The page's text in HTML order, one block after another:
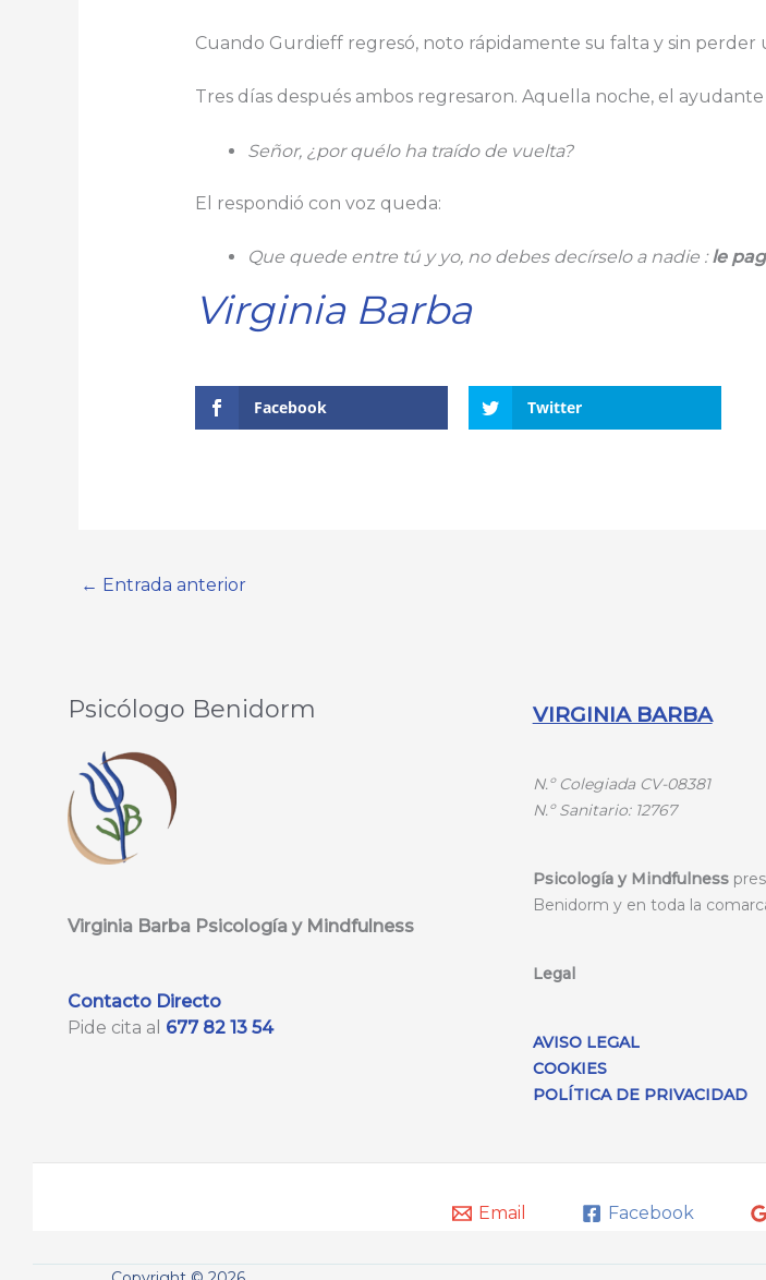
Cuando Gurdieff regresó, noto rápidamente su falta y sin
Tres días después ambos regresaron. Aquella noche, el
Señor, ¿por quélo ha traído de vuelta?
El respondió con voz queda:
Que quede entre tú y yo, no debes decírselo a nadie :le
Virginia Barba
Facebook Twitter
← Entrada anterior
Psicólogo Benidorm
Virginia Barba Psicología y Mindfulness
Contacto Directo
Pide cita al 677 82 13 54
VIRGINIA BARBA
N.º Colegiada CV-08381
N.ºSanitario: 12767
Psicología y Mindfulness
Benidorm y en toda la
Legal
AVISO LEGAL
COOKIES
POLÍTICA DE PRIVACIDAD
Email Facebook